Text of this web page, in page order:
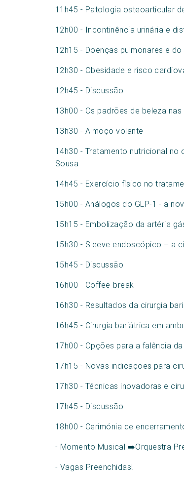
11h45 - Patologia osteoarticular
12h00 - Incontinência urinária e
12h15 - Doenças pulmonares e
12h30 - Obesidade e risco
12h45 - Discussão
13h00 - Os padrões de beleza
13h30 - Almoço volante
14h30 - Tratamento nutricional no
Sousa
14h45 - Exercício físico no
15h00 - Análogos do GLP-1 - a
15h15 - Embolização da artéria
15h30 - Sleeve endoscópico – a
15h45 - Discussão
16h00 - Coffee-break
16h30 - Resultados da cirurgia
16h45 - Cirurgia bariátrica em
17h00 - Opções para a falência
17h15 - Novas indicações para
17h30 - Técnicas inovadoras e
17h45 - Discussão
18h00 - Cerimónia de
- Momento Musical ➡️Orquestra
- Vagas Preenchidas!